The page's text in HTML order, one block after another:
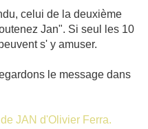
celui de la deuxième
Jan". Si seul les 10
s' y amuser.
le message dans
JAN d'Olivier Ferra.